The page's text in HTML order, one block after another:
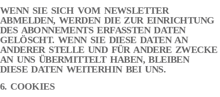
WENN SIE SICH VOM NEWSLETTER
ABMELDEN, WERDEN DIE ZUR EINRICHTUNG
DES ABONNEMENTS ERFASSTEN DATEN
GELÖSCHT. WENN SIE DIESE DATEN AN
ANDERER STELLE UND FÜR ANDERE ZWECKE
AN UNS ÜBERMITTELT HABEN, BLEIBEN
DIESE DATEN WEITERHIN BEI UNS.
6. COOKIES